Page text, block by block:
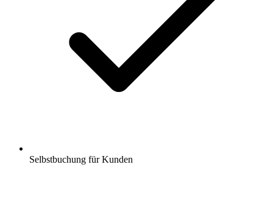
Selbstbuchung für Kunden